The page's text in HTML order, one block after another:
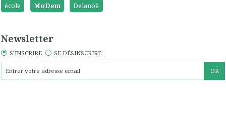
école
MoDem Delanoë
Newsletter
S'INSCRIRE SE DÉSINSCRIRE